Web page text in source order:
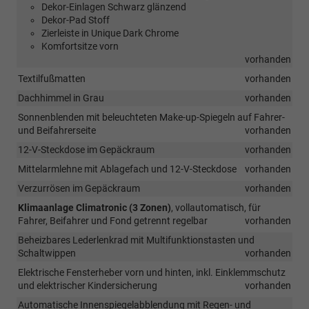
Dekor-Einlagen Schwarz glänzend
Dekor-Pad Stoff
Zierleiste in Unique Dark Chrome
Komfortsitze vorn
vorhanden
Textilfußmatten
vorhanden
Dachhimmel in Grau
vorhanden
Sonnenblenden mit beleuchteten Make-up-Spiegeln auf Fahrer-
und Beifahrerseite
vorhanden
12-V-Steckdose im Gepäckraum
vorhanden
Mittelarmlehne mit Ablagefach und 12-V-Steckdose
vorhanden
Verzurrösen im Gepäckraum
vorhanden
Klimaanlage Climatronic (3 Zonen), vollautomatisch, für
Fahrer, Beifahrer und Fond getrennt regelbar
vorhanden
Beheizbares Lederlenkrad mit Multifunktionstasten und
Schaltwippen
vorhanden
Elektrische Fensterheber vorn und hinten, inkl. Einklemmschutz
und elektrischer Kindersicherung
vorhanden
Automatische Innenspiegelabblendung mit Regen- und